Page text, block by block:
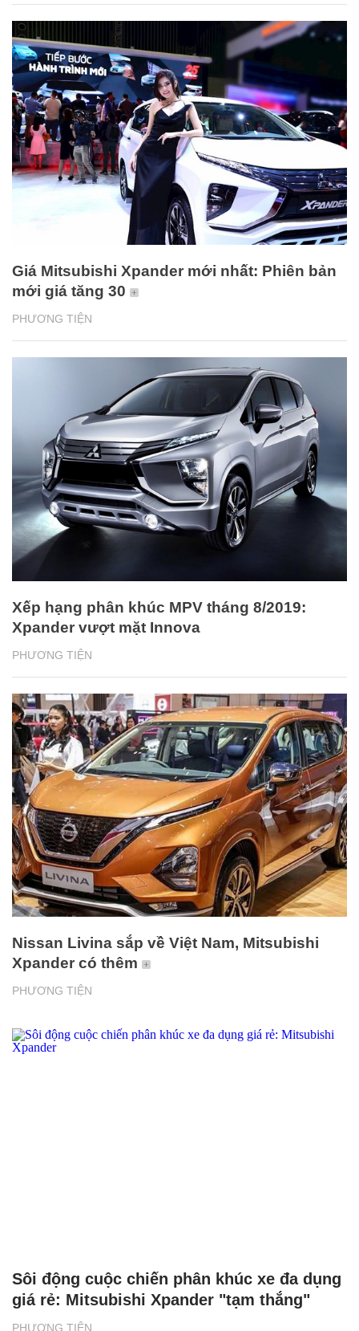
PHƯƠNG TIỆN
Giá Mitsubishi Xpander mới nhất: Phiên bản
mới giá tăng 30
PHƯƠNG TIỆN
Xếp hạng phân khúc MPV tháng 8/2019:
Xpander vượt mặt Innova
PHƯƠNG TIỆN
Nissan Livina sắp về Việt Nam, Mitsubishi
Xpander có thêm
PHƯƠNG TIỆN
Sôi động cuộc chiến phân khúc xe đa dụng
giá rẻ: Mitsubishi Xpander "tạm thắng"